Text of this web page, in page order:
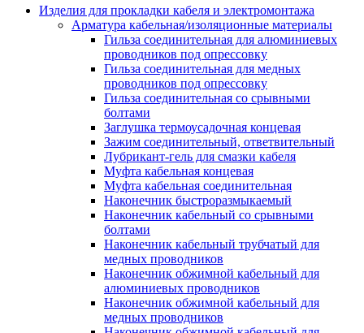
монтажные
Деталь крепежная для несущих и и
профильных реек
Зажим для крышки системы
поддержки кабелей
Кронштейн для кабельного лотка
Крышка для кабельных лотков
лотков
Лоток кабельный лестничный
Лоток кабельный листовой
Лоток кабельный проволочный
Настенный и потолочный
для кабельного лотка
Несущий профиль
лотков
Ответвление т-образное для
лотков
Пластина монтажная для
лотка
Потолочный кронштейн для
прокладки кабеля
Изделия для прокладки кабеля и электромонтажа
Арматура кабельная/изоляционные материалы
Гильза соединительная для алюминиевых
проводников под опрессовку
Гильза соединительная для медных
проводников под опрессовку
Гильза соединительная со срывными
болтами
Заглушка термоусадочная концевая
Зажим соединительный, ответвительный
Лубрикант-гель для смазки кабеля
Муфта кабельная концевая
Муфта кабельная соединительная
Наконечник быстроразмыкаемый
Наконечник кабельный со срывными
болтами
Наконечник кабельный трубчатый для
медных проводников
Наконечник обжимной кабельный для
алюминиевых проводников
Наконечник обжимной кабельный для
медных проводников